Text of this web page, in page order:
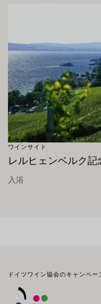
ワインサイト
レルヒェンベルク
入浴
フッター
ドイツワイン協会のキャンペー